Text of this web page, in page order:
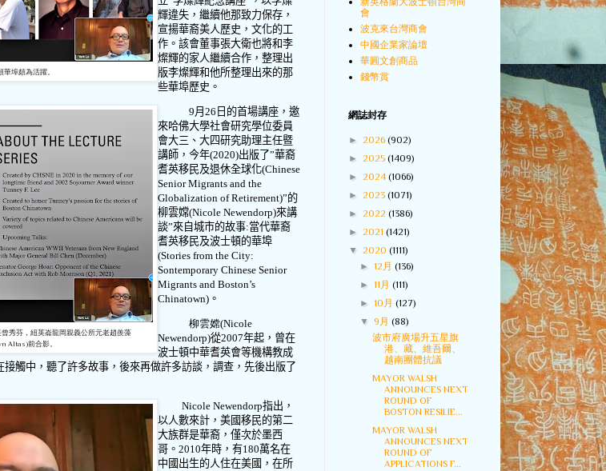
埠頗為活躍。
輝違失，繼續他那致力保存，
宣揚華裔美人歷史，文化的工
作。該會董事張大衛也將和李
燦輝的家人繼續合作，整理出
版李燦輝和他所整理出來的那
些華埠歷史。
秀芬，紐英崙龍岡親義公所元老趙羨藻
Altas)前合影。
9 月 26 日的首場講座，邀
來哈佛大學社會研究學位委員
會大三、大四研究助理主任暨
講師，今年(2020)出版了”華裔
耆英移民及退休全球化(Chinese
Senior Migrants and the
Globalization of Retirement)”的
柳雲嫦(Nicole Newendorp)來講
談”來自城市的故事:當代華裔
耆英移民及波士頓的華埠
(Stories from the City:
Sontemporary Chinese Senior
Migrants and Boston’s
Chinatown) 。
柳雲嫦(Nicole
Newendorp)從2007年起，曾在
波士頓中華耆英會等機構教成
觸中，聽了許多故事，後來再做許多訪談，調查，先後出版了
Nicole Newendorp指出，
以人數來計，美國移民的第二
大族群是華裔，僅次於墨西
哥。 2010年時，有180萬名在
中國出生的人住在美國，在所
會
波克來台灣商會
中國企業家論壇
華圓文創商品
錢幣賞
網誌封存
► 2026 (902)
► 2025 (1409)
► 2024 (1066)
► 2023 (1071)
► 2022 (1386)
► 2021 (1421)
▼ 2020 (1111)
►12月(136)
►11月(111)
►10月(127)
▼9月(88)
波市府廣場升五星旗
港、藏、維吾爾、
越南團體抗議
MAYOR WALSH
ANNOUNCES NEXT
ROUND OF
BOSTON RESILIE...
MAYOR WALSH
ANNOUNCES NEXT
ROUND OF
APPLICATIONS F...